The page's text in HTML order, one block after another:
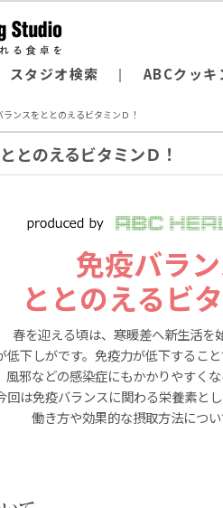
スタジオ検索 ABCクッキ
ランスをととのえるビタミンＤ！
とのえるビタミンＤ！
免疫バラ
ととのえるビ
春を迎える頃は、寒暖差へ新生活を
低下しがです。免疫力が低下すること
風邪などの感染症にもかかりやすくな
回は免疫バランスに関わる栄養素と
働き方や効果的な摂取方法につい